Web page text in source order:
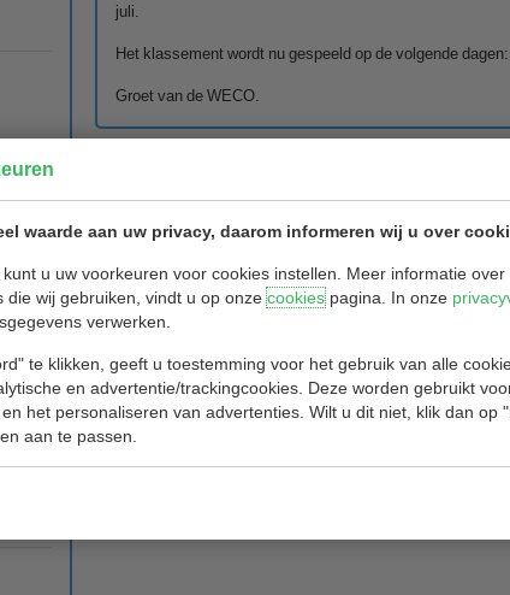
waarde aan uw privacy, daarom informeren wij u over
u uw voorkeuren voor cookies instellen. Meer informatie
die wij gebruiken, vindt u op onzecookiespagina. In onze
verwerken.
te klikken, geeft u toestemming voor het gebruik van alle
en advertentie/trackingcookies. Deze worden gebruikt
het personaliseren van advertenties. Wilt u dit niet, klik dan op
aan te passen.
juli.
Het klassement wordt nu gespeeld op de volgende dagen:
Groet van de WECO.